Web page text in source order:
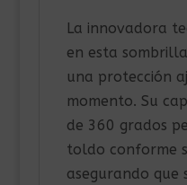
La innovadora
en esta
una protección
momento. Su
de 360 grados
toldo conforme
asegurando que